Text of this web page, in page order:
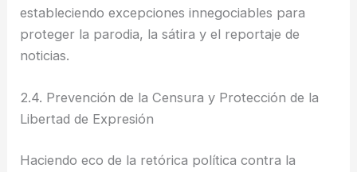
estableciendo excepciones innegociables para
proteger la parodia, la sátira y el reportaje de
noticias.
2.4. Prevención de la Censura y Protección de la
Libertad de Expresión
Haciendo eco de la retórica política contra la